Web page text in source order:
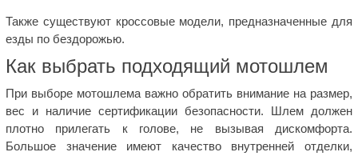
Также существуют кроссовые модели, предназначенные для
езды по бездорожью.
Как выбрать подходящий мотошлем
При выборе мотошлема важно обратить внимание на размер,
вес и наличие сертификации безопасности. Шлем должен
плотно прилегать к голове, не вызывая дискомфорта.
Большое значение имеют качество внутренней отделки,